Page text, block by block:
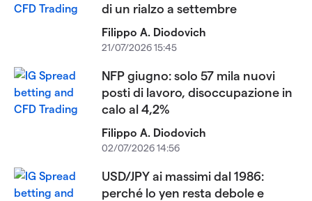
di un rialzo a settembre
Filippo A. Diodovich
21/07/2026 15:45
NFP giugno: solo 57 mila nuovi
posti di lavoro, disoccupazione in
calo al 4,2%
Filippo A. Diodovich
02/07/2026 14:56
USD/JPY ai massimi dal 1986:
perché lo yen resta debole e